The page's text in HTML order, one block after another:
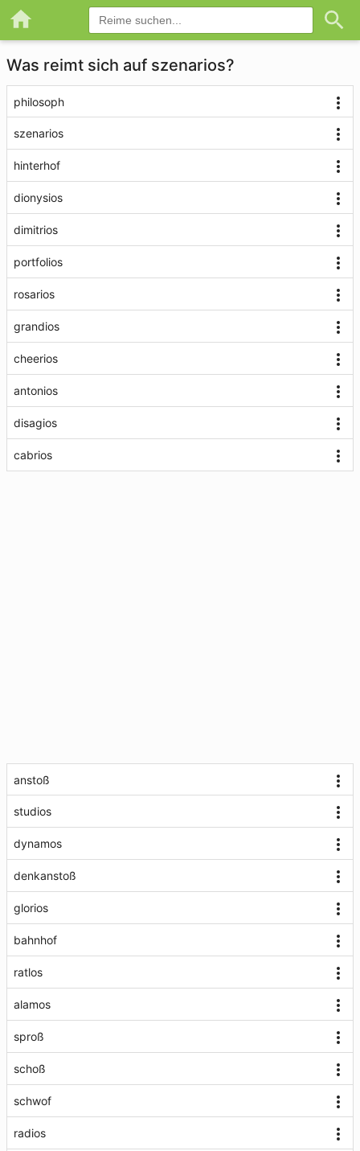
Was reimt sich auf szenarios?
philosoph
szenarios
hinterhof
dionysios
dimitrios
portfolios
rosarios
grandios
cheerios
antonios
disagios
cabrios
anstoß
studios
dynamos
denkanstoß
glorios
bahnhof
ratlos
alamos
sproß
schoß
schwof
radios